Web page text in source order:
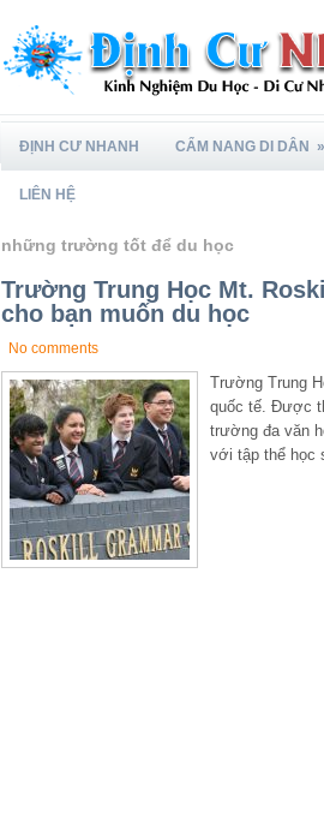
ĐỊNH CƯ NHANH CẨM NANG DI DÂN »
LIÊN HỆ
những trường tốt để du học
Trường Trung Học Mt.
cho bạn muốn du học
No comments
Trường Trung
quốc tế. Được
trường đa văn
với tập thể học